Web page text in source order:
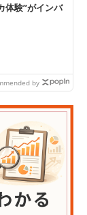
体験”がインバ
by